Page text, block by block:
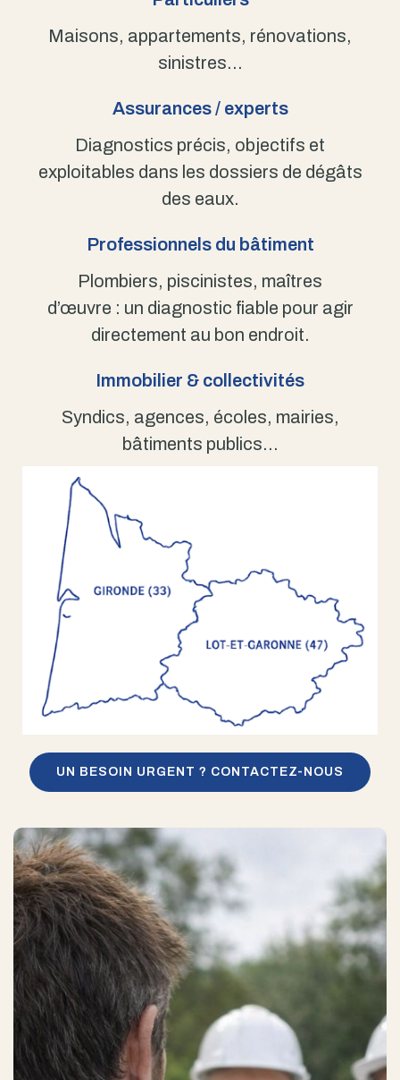
Maisons, appartements, rénovations,
sinistres…
Assurances / experts
Diagnostics précis, objectifs et
exploitables dans les dossiers de dégâts
des eaux.
Professionnels du bâtiment
Plombiers, piscinistes, maîtres
d’œuvre : un diagnostic fiable pour agir
directement au bon endroit.
Immobilier & collectivités
Syndics, agences, écoles, mairies,
bâtiments publics…
UN BESOIN URGENT ? CONTACTEZ-NOUS